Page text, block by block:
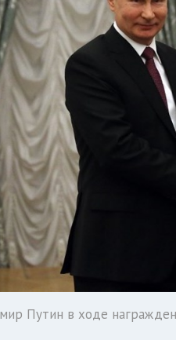
Путин в ходе